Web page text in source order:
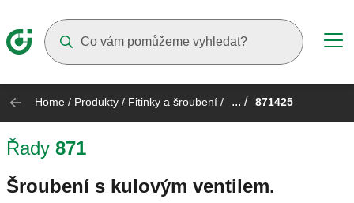
Home / Produkty / Fitinky a šroubení / ... / 871425
Řady 871
Šroubení s kulovým ventilem.